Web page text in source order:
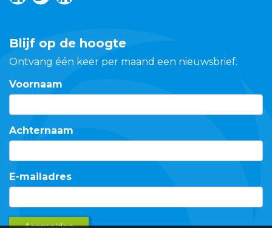
Blijf op de hoogte
Ontvang één keer per maand een nieuwsbrief.
Voornaam
Achternaam
E-mailadres